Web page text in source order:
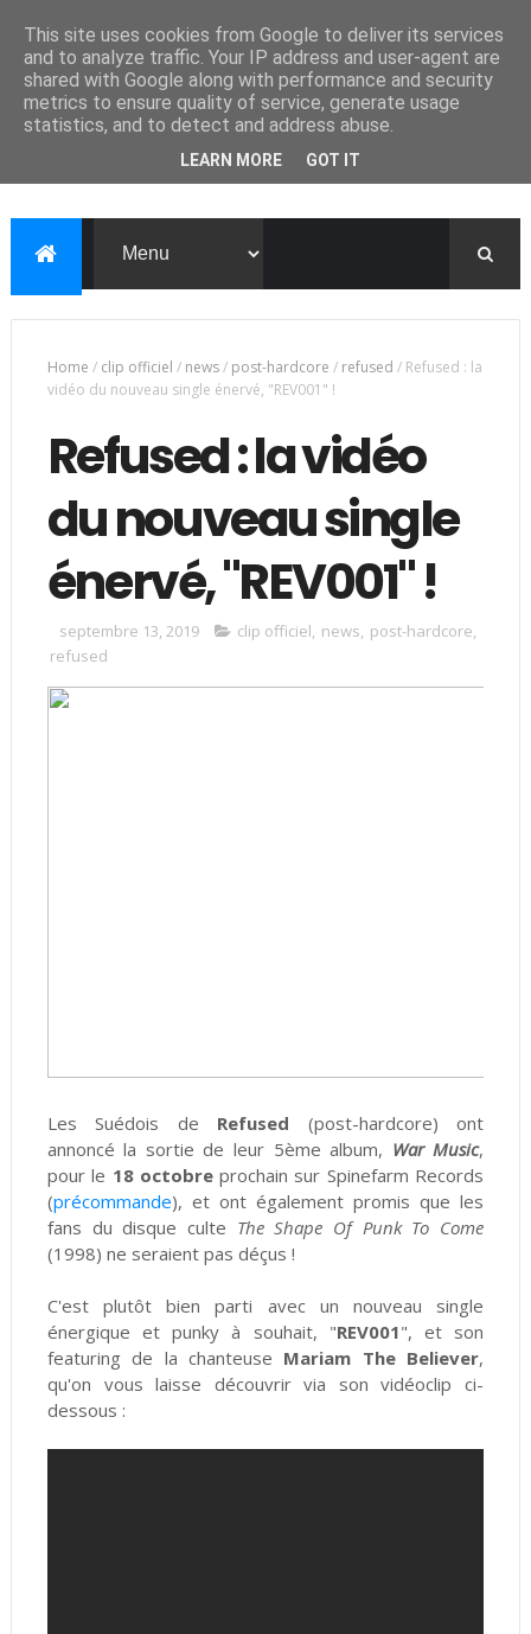
Home / clip officiel / news/ post-hardcore / refused / Refused : la
vidéo du nouveau single énervé, "REV001" !
Refused : la vidéo
du nouveau single
énervé, "REV001" !
septembre 13, 2019 clip officiel, news, post-hardcore,
refused
Les Suédois de Refused (post-hardcore) ont
annoncé la sortie de leur 5ème album, War Music,
pour le 18 octobreprochain sur Spinefarm Records
(précommande), et ont également promis que les
fans du disque culte The Shape Of Punk To Come
(1998) ne seraient pas déçus !
C'est plutôt bien parti avec un nouveau single
énergique et punky à souhait, "REV001", et son
featuring de la chanteuse Mariam The Believer,
qu'on vous laisse découvrir via son vidéoclip ci-
dessous :
This site uses cookies from Google to deliver its services
and to analyze traffic. Your IP address and user-agent are
shared with Google along with performance and security
metrics to ensure quality of service, generate usage
statistics, and to detect and address abuse.
LEARN MORE GOT IT